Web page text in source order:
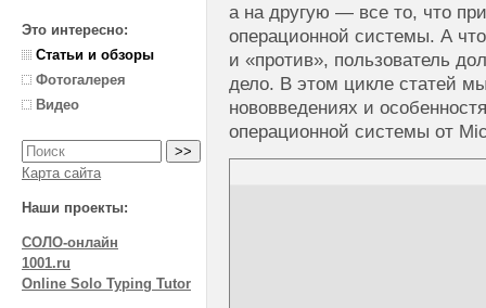
Это интересно:
Статьи и обзоры
Фотогалерея
Видео
Карта сайта
Наши проекты:
СОЛО-онлайн
1001.ru
Online Solo Typing Tutor
а на другую — все то, что
операционной системы. А
и «против», пользователь
дело. В этом цикле статей
нововведениях и
операционной системы от